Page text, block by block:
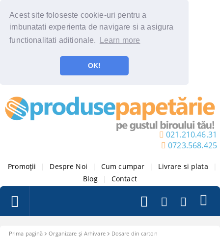
Acest site foloseste cookie-uri pentru a
imbunatati experienta de navigare si a asigura
functionalitati aditionale.
Learn more
OK!
021.210.46.31
0723.568.425
Promoții Despre Noi Cum cumpar Livrare si plata
Blog
Contact
Prima pagină Organizare şi Arhivare Dosare din carton